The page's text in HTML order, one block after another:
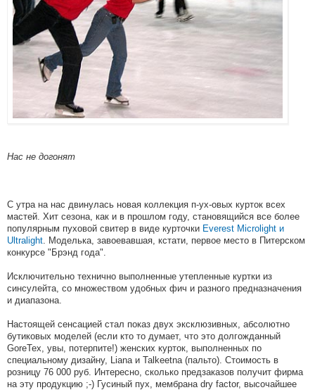
Нас не догонят
С утра на нас двинулась новая коллекция п-ух-овых курток всех
мастей. Хит сезона, как и в прошлом году, становящийся все более
популярным пуховой свитер в виде курточки Everest Microlight и
Ultralight. Моделька, завоевавшая, кстати, первое место в Питерском
конкурсе "Брэнд года".
Исключительно технично выполненные утепленные куртки из
синсулейта, со множеством удобных фич и разного предназначения
и диапазона.
Настоящей сенсацией стал показ двух эксклюзивных, абсолютно
бутиковых моделей (если кто то думает, что это долгожданный
GoreTex, увы, потерпите!) женских курток, выполненных по
специальному дизайну, Liana и Talkeetna (пальто). Стоимость в
розницу 76 000 руб. Интересно, сколько предзаказов получит фирма
на эту продукцию ;-) Гусиный пух, мембрана dry factor, высочайшее